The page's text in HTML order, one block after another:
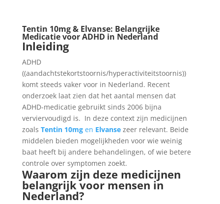
Tentin 10mg & Elvanse: Belangrijke
Medicatie voor ADHD in Nederland
Inleiding
ADHD
((aandachtstekortstoornis/hyperactiviteitstoornis))
komt steeds vaker voor in Nederland. Recent
onderzoek laat zien dat het aantal mensen dat
ADHD-medicatie gebruikt sinds 2006 bijna
verviervoudigd is. In deze context zijn medicijnen
zoals Tentin 10mgen Elvansezeer relevant. Beide
middelen bieden mogelijkheden voor wie weinig
baat heeft bij andere behandelingen, of wie betere
controle over symptomen zoekt.
Waarom zijn deze medicijnen
belangrijk voor mensen in
Nederland?